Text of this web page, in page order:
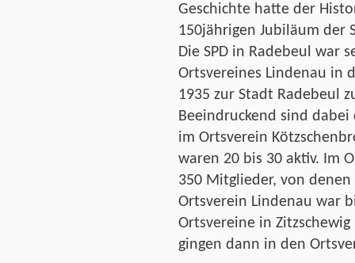
Geschichte hatte der
150jährigen Jubiläum der
Die SPD in Radebeul war
Ortsvereines Lindenau in
1935 zur Stadt Radebeul
Beeindruckend sind
im Ortsverein
waren 20 bis 30 aktiv. Im
350 Mitglieder, von
Ortsverein Lindenau war
Ortsvereine in
gingen dann in den